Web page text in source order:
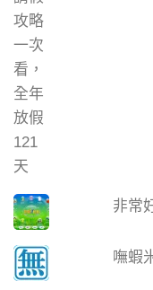
非常
嘸蝦